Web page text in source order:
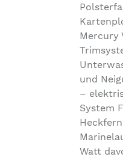
Mercury
und
–
System
Watt